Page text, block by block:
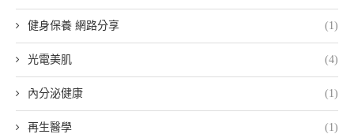
健身保養 網路分享 (1)
光電美肌 (4)
內分泌健康 (1)
再生醫學 (1)